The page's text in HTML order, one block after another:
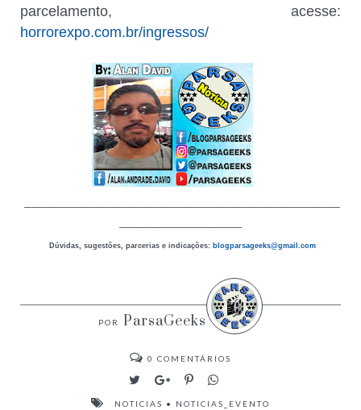
parcelamento, acesse:
horrorexpo.com.br/ingressos/
Dúvidas, sugestões, parcerias e indicações: blogparsageeks@gmail.com
ParsaGeeks
0 COMENTÁRIOS
NOTICIAS • NOTICIAS_EVENTO